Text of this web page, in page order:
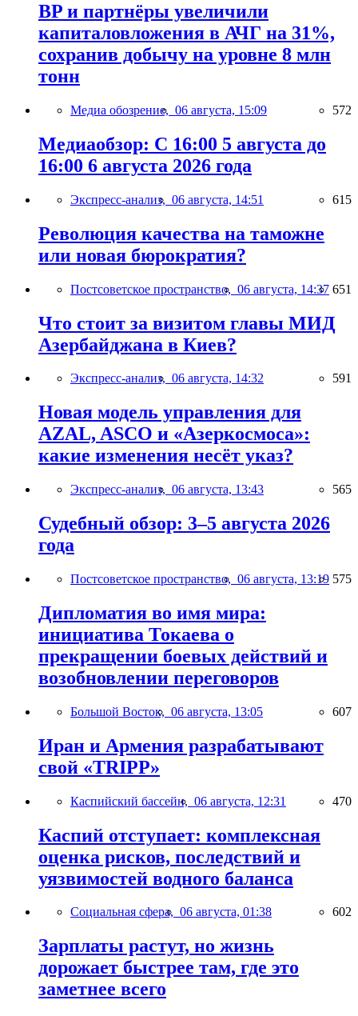
BP и партнёры увеличили
капиталовложения в АЧГ на 31%,
сохранив добычу на уровне 8 млн
тонн
Медиа обозрение, 06 августа, 15:09 572
Медиаобзор: С 16:00 5 августа до
16:00 6 августа 2026 года
Экспресс-анализ, 06 августа, 14:51 615
Революция качества на таможне
или новая бюрократия?
Постсоветское пространство, 06 августа, 14:37 651
Что стоит за визитом главы МИД
Азербайджана в Киев?
Экспресс-анализ, 06 августа, 14:32 591
Новая модель управления для
AZAL, ASCO и «Азеркосмоса»:
какие изменения несёт указ?
Экспресс-анализ, 06 августа, 13:43 565
Судебный обзор: 3–5 августа 2026
года
Постсоветское пространство, 06 августа, 13:19 575
Дипломатия во имя мира:
инициатива Токаева о
прекращении боевых действий и
возобновлении переговоров
Большой Восток, 06 августа, 13:05 607
Иран и Армения разрабатывают
свой «TRIPP»
Каспийский бассейн, 06 августа, 12:31 470
Каспий отступает: комплексная
оценка рисков, последствий и
уязвимостей водного баланса
Социальная сфера, 06 августа, 01:38 602
Зарплаты растут, но жизнь
дорожает быстрее там, где это
заметнее всего